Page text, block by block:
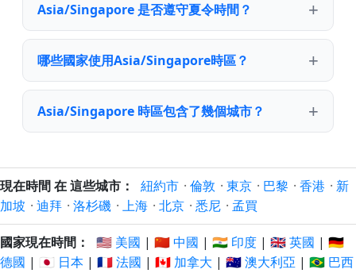
Asia/Singapore 是否遵守夏令時間？
哪些國家使用Asia/Singapore時區？
Asia/Singapore 時區包含了幾個城市？
現在時間 在 這些城市： 紐約市 · 倫敦 · 東京 · 巴黎 · 香港 · 新
加坡 · 迪拜 · 洛杉磯 · 上海 · 北京 · 悉尼 · 孟買
國家現在時間： 🇺🇸 美國 | 🇨🇳 中國 | 🇮🇳 印度 | 🇬🇧 英國 | 🇩🇪
德國 | 🇯🇵 日本 | 🇫🇷 法國 | 🇨🇦 加拿大 | 🇦🇺 澳大利亞 | 🇧🇷 巴西